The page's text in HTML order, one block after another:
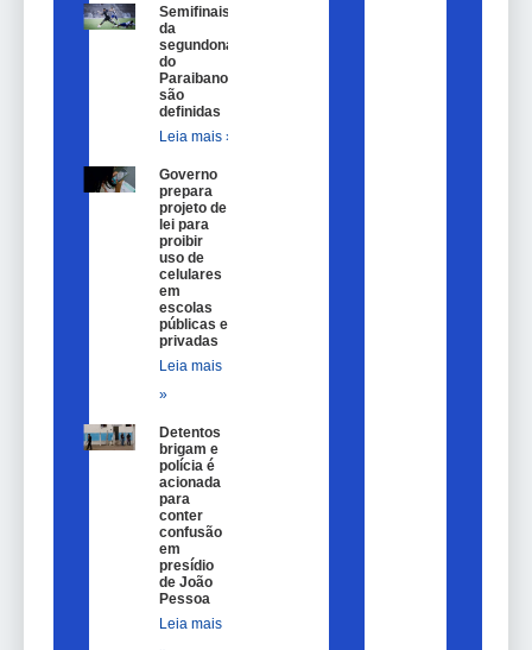
Semifinais
da
segundona
do
Paraibano
são
definidas
Leia mais »
Governo
prepara
projeto de
lei para
proibir
uso de
celulares
em
escolas
públicas e
privadas
Leia mais
»
Detentos
brigam e
polícia é
acionada
para
conter
confusão
em
presídio
de João
Pessoa
Leia mais